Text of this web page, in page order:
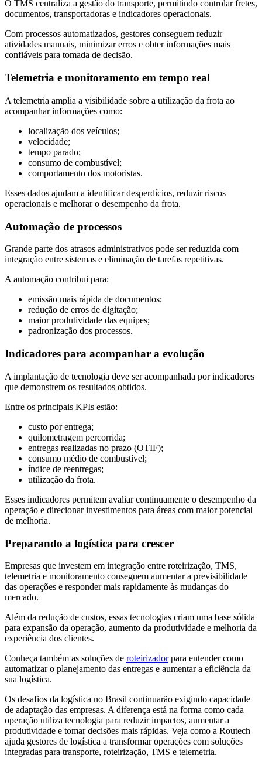
O TMS centraliza a gestão do transporte, permitindo controlar fretes,
documentos, transportadoras e indicadores operacionais.
Com processos automatizados, gestores conseguem reduzir
atividades manuais, minimizar erros e obter informações mais
confiáveis para tomada de decisão.
Telemetria e monitoramento em tempo real
A telemetria amplia a visibilidade sobre a utilização da frota ao
acompanhar informações como:
localização dos veículos;
velocidade;
tempo parado;
consumo de combustível;
comportamento dos motoristas.
Esses dados ajudam a identificar desperdícios, reduzir riscos
operacionais e melhorar o desempenho da frota.
Automação de processos
Grande parte dos atrasos administrativos pode ser reduzida com
integração entre sistemas e eliminação de tarefas repetitivas.
A automação contribui para:
emissão mais rápida de documentos;
redução de erros de digitação;
maior produtividade das equipes;
padronização dos processos.
Indicadores para acompanhar a evolução
A implantação de tecnologia deve ser acompanhada por indicadores
que demonstrem os resultados obtidos.
Entre os principais KPIs estão:
custo por entrega;
quilometragem percorrida;
entregas realizadas no prazo (OTIF);
consumo médio de combustível;
índice de reentregas;
utilização da frota.
Esses indicadores permitem avaliar continuamente o desempenho da
operação e direcionar investimentos para áreas com maior potencial
de melhoria.
Preparando a logística para crescer
Empresas que investem em integração entre roteirização, TMS,
telemetria e monitoramento conseguem aumentar a previsibilidade
das operações e responder mais rapidamente às mudanças do
mercado.
Além da redução de custos, essas tecnologias criam uma base sólida
para expansão da operação, aumento da produtividade e melhoria da
experiência dos clientes.
Conheça também as soluções de roteirizadorpara entender como
automatizar o planejamento das entregas e aumentar a eficiência da
sua logística.
Os desafios da logística no Brasil continuarão exigindo capacidade
de adaptação das empresas. A diferença está na forma como cada
operação utiliza tecnologia para reduzir impactos, aumentar a
produtividade e tomar decisões mais rápidas. Veja como a Routech
ajuda gestores de logística a transformar operações com soluções
integradas para transporte, roteirização, TMS e telemetria.